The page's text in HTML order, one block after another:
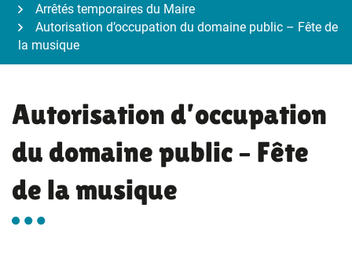
Arrêtés temporaires du Maire
Autorisation d’occupation du domaine public – Fête de
la musique
Autorisation d’occupation
du domaine public – Fête
de la musique